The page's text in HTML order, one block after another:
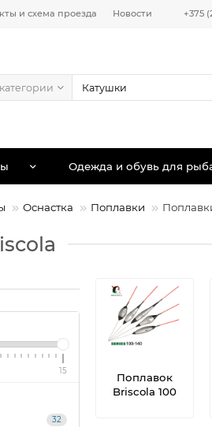
и схема проезда Новости +375
Одежда и обувь для
Оснастка Поплавки
15
32
Поплавок
Briscola 100